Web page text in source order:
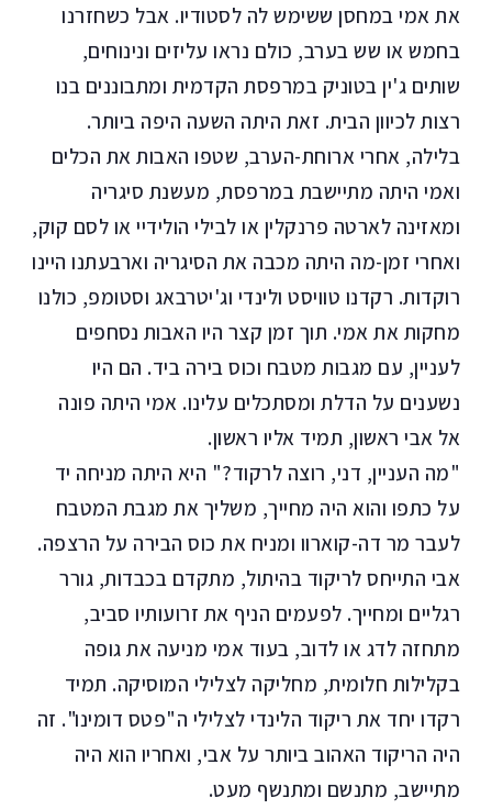
את אמי במחסן ששימש לה לסטודיו. אבל כשחזרנו
בחמש או שש בערב, כולם נראו עליזים ונינוחים,
שותים ג'ין בטוניק במרפסת הקדמית ומתבוננים בנו
רצות לכיוון הבית. זאת היתה השעה היפה ביותר.
בלילה, אחרי ארוחת-הערב, שטפו האבות את הכלים
ואמי היתה מתיישבת במרפסת, מעשנת סיגריה
ומאזינה לארטה פרנקלין או לבילי הולידיי או לסם קוק,
ואחרי זמן-מה היתה מכבה את הסיגריה וארבעתנו היינו
רוקדות. רקדנו טוויסט ולינדי וג'יטרבאג וסטומפ, כולנו
מחקות את אמי. תוך זמן קצר היו האבות נסחפים
לעניין, עם מגבות מטבח וכוס בירה ביד. הם היו
נשענים על הדלת ומסתכלים עלינו. אמי היתה פונה
אל אבי ראשון, תמיד אליו ראשון.
"מה העניין, דני, רוצה לרקוד?" היא היתה מניחה יד
על כתפו והוא היה מחייך, משליך את מגבת המטבח
לעבר מר דה-קוארוו ומניח את כוס הבירה על הרצפה.
אבי התייחס לריקוד בהיתול, מתקדם בכבדות, גורר
רגליים ומחייך. לפעמים הניף את זרועותיו סביב,
מתחזה לדג או לדוב, בעוד אמי מניעה את גופה
בקלילות חלומית, מחליקה לצלילי המוסיקה. תמיד
רקדו יחד את ריקוד הלינדי לצלילי ה"פטס דומינו". זה
היה הריקוד האהוב ביותר על אבי, ואחריו הוא היה
מתיישב, מתנשם ומתנשף מעט.